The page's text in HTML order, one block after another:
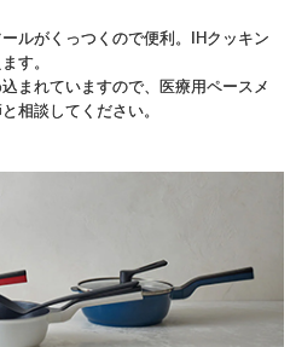
ルがくっつくので便利。IHクッキン
す。
まれていますので、医療用ペースメ
相談してください。